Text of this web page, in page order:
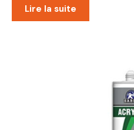
Lire la suite